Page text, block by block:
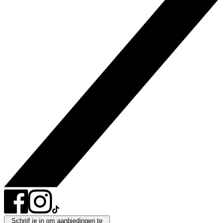
Schrijf je in om aanbiedingen te